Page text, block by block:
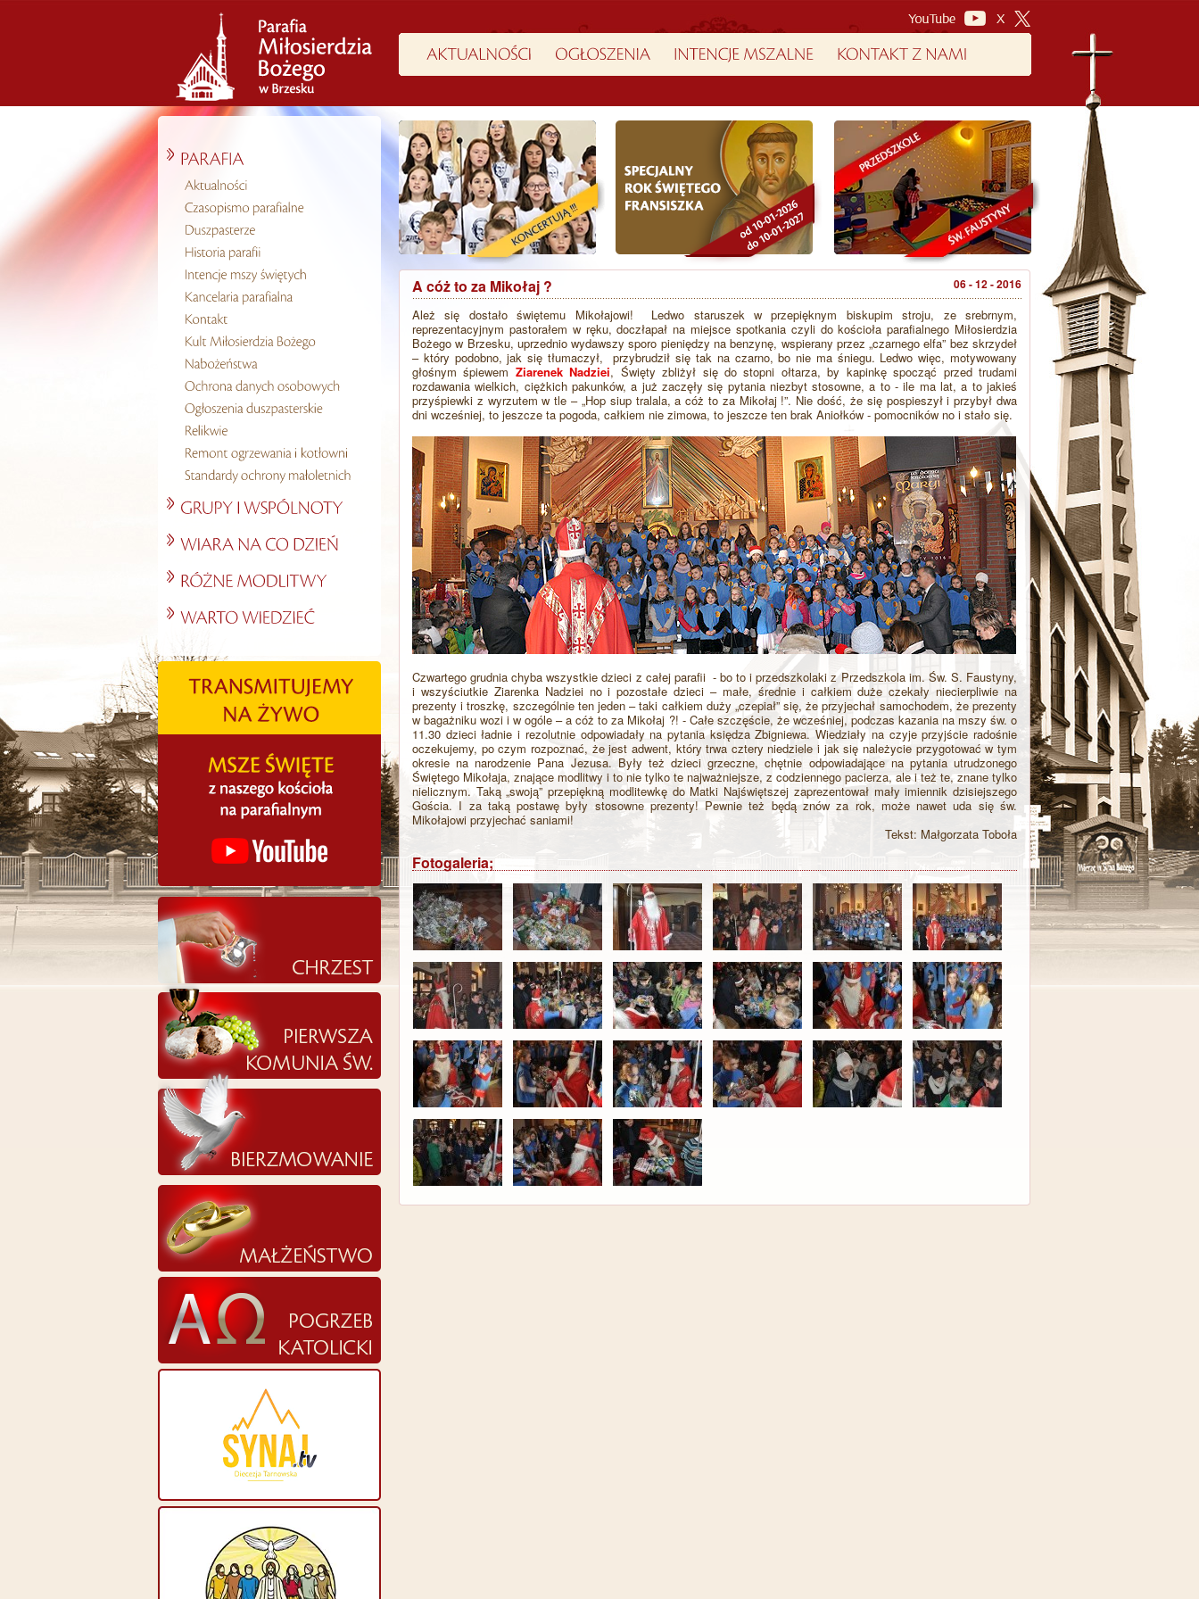
A cóż to za Mikołaj ? 06 - 12 - 2016
Ależ się dostało świętemu Mikołajowi! Ledwo staruszek w przepięknym biskupim stroju, ze srebrnym,
reprezentacyjnym pastorałem w ręku, doczłapał na miejsce spotkania czyli do kościoła parafialnego Miłosierdzia
Bożego w Brzesku, uprzednio wydawszy sporo pieniędzy na benzynę, wspierany przez „czarnego elfa” bez skrzydeł
– który podobno, jak się tłumaczył, przybrudził się tak na czarno, bo nie ma śniegu. Ledwo więc, motywowany
głośnym śpiewem Ziarenek Nadziei, Święty zbliżył się do stopni ołtarza, by kapinkę spocząć przed trudami
rozdawania wielkich, ciężkich pakunków, a już zaczęły się pytania niezbyt stosowne, a to - ile ma lat, a to jakieś
przyśpiewki z wyrzutem w tle – „Hop siup tralala, a cóż to za Mikołaj !”. Nie dość, że się pospieszył i przybył dwa
dni wcześniej, to jeszcze ta pogoda, całkiem nie zimowa, to jeszcze ten brak Aniołków - pomocników no i stało się.
Czwartego grudnia chyba wszystkie dzieci z całej parafii - bo to i przedszkolaki z Przedszkola im. Św. S. Faustyny,
i wszyściutkie Ziarenka Nadziei no i pozostałe dzieci – małe, średnie i całkiem duże czekały niecierpliwie na
prezenty i troszkę, szczególnie ten jeden – taki całkiem duży „czepiał” się, że przyjechał samochodem, że prezenty
w bagażniku wozi i w ogóle – a cóż to za Mikołaj ?! - Całe szczęście, że wcześniej, podczas kazania na mszy św. o
11.30 dzieci ładnie i rezolutnie odpowiadały na pytania księdza Zbigniewa. Wiedziały na czyje przyjście radośnie
oczekujemy, po czym rozpoznać, że jest adwent, który trwa cztery niedziele i jak się należycie przygotować w tym
okresie na narodzenie Pana Jezusa. Były też dzieci grzeczne, chętnie odpowiadające na pytania utrudzonego
Świętego Mikołaja, znające modlitwy i to nie tylko te najważniejsze, z codziennego pacierza, ale i też te, znane tylko
nielicznym. Taką „swoją” przepiękną modlitewkę do Matki Najświętszej zaprezentował mały imiennik dzisiejszego
Gościa. I za taką postawę były stosowne prezenty! Pewnie też będą znów za rok, może nawet uda się św.
Mikołajowi przyjechać saniami!
Tekst: Małgorzata Toboła
Fotogaleria;